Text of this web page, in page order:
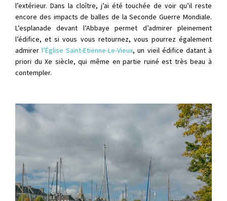
l’extérieur. Dans la cloître, j’ai été touchée de voir qu’il reste
encore des impacts de balles de la Seconde Guerre Mondiale.
L’esplanade devant l’Abbaye permet d’admirer pleinement
l’édifice, et si vous vous retournez, vous pourrez également
admirerl’Église Saint-Etienne-Le-Vieux, un vieil édifice datant à
priori du Xe siècle, qui même en partie ruiné est très beau à
contempler.